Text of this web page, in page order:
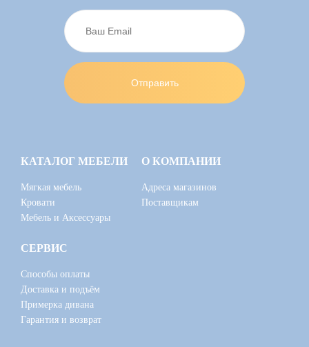
КАТАЛОГ МЕБЕЛИ
Мягкая мебель
Кровати
Мебель и Аксессуары
О КОМПАНИИ
Адреса магазинов
Поставщикам
СЕРВИС
Способы оплаты
Доставка и подъём
Примерка дивана
Гарантия и возврат